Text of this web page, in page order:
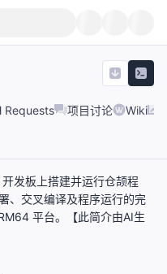
Requests 项目讨论 Wiki
发板上搭建并运行仓颉程
、交叉编译及程序运行的完
平台。【此简介由AI生